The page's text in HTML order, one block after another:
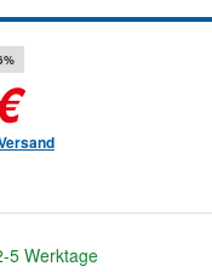
5 Werktage